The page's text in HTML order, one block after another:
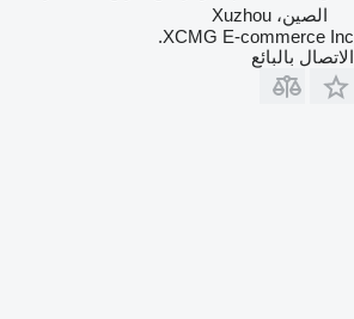
الصين، Xuzhou
XCMG E-commerce Inc.
الاتصال بالبائع